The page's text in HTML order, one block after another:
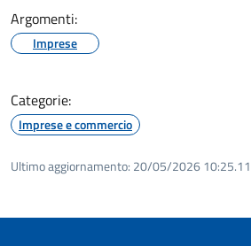
Argomenti:
Imprese
Categorie:
Imprese e commercio
Ultimo aggiornamento: 20/05/2026 10:25.11